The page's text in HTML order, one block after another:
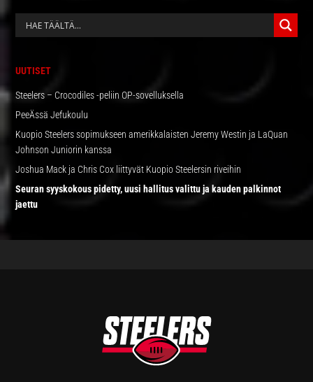
ENSISIJAINEN
UUTISET
Steelers – Crocodiles -peliin OP-sovelluksella
PeeÄssä Jefukoulu
Kuopio Steelers sopimukseen amerikkalaisten Jeremy Westin ja LaQuan
Johnson Juniorin kanssa
Joshua Mack ja Chris Cox liittyvät Kuopio Steelersin riveihin
Seuran syyskokous pidetty, uusi hallitus valittu ja kauden palkinnot
jaettu